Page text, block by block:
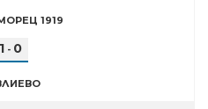
1919
1 - 0